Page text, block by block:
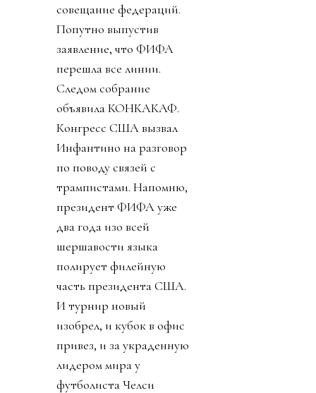
совещание федераций.
Попутно выпустив
заявление, что ФИФА
перешла все линии.
Следом собрание
объявила КОНКАКАФ.
Конгресс США вызвал
Инфантино на разговор
по поводу связей с
трампистами. Напомню,
президент ФИФА уже
два года изо всей
шершавости языка
полирует филейную
часть президента США.
И турнир новый
изобрел, и кубок в офис
привез, и за украденную
лидером мира у
футболиста Челси